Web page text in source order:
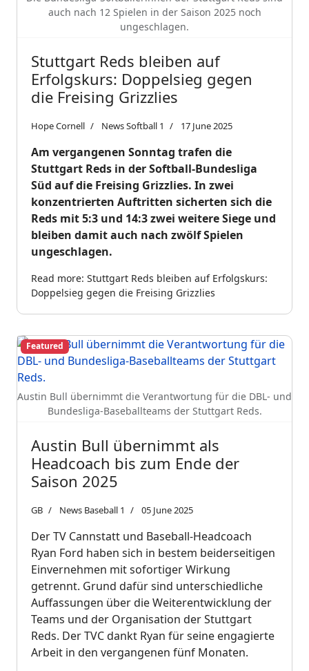
auch nach 12 Spielen in der Saison 2025 noch
ungeschlagen.
Stuttgart Reds bleiben auf
Erfolgskurs: Doppelsieg gegen
die Freising Grizzlies
Hope Cornell News Softball 1 17 June 2025
Am vergangenen Sonntag trafen die
Stuttgart Reds in der Softball-Bundesliga
Süd auf die Freising Grizzlies. In zwei
konzentrierten Auftritten sicherten sich die
Reds mit 5:3 und 14:3 zwei weitere Siege und
bleiben damit auch nach zwölf Spielen
ungeschlagen.
Read more: Stuttgart Reds bleiben auf Erfolgskurs:
Doppelsieg gegen die Freising Grizzlies
Austin Bull übernimmt die Verantwortung für die DBL- und
Bundesliga-Baseballteams der Stuttgart Reds.
Featured
Austin Bull übernimmt als
Headcoach bis zum Ende der
Saison 2025
GB News Baseball 1 05 June 2025
Der TV Cannstatt und Baseball-Headcoach
Ryan Ford haben sich in bestem beiderseitigen
Einvernehmen mit sofortiger Wirkung
getrennt. Grund dafür sind unterschiedliche
Auffassungen über die Weiterentwicklung der
Teams und der Organisation der Stuttgart
Reds. Der TVC dankt Ryan für seine engagierte
Arbeit in den vergangenen fünf Monaten.